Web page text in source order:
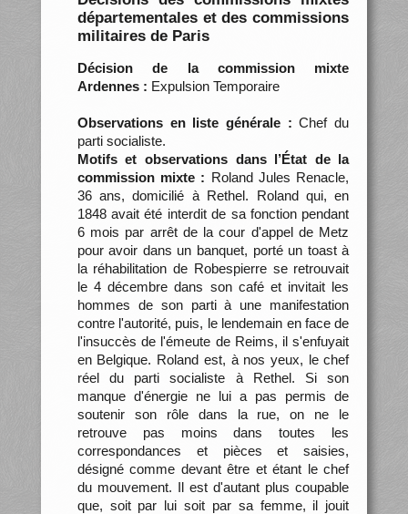
départementales et des commissions
militaires de Paris
Décision de la commission mixte
Ardennes : Expulsion Temporaire
Observations en liste générale : Chef du
parti socialiste.
Motifs et observations dans l’État de la
commission mixte : Roland Jules Renacle,
36 ans, domicilié à Rethel. Roland qui, en
1848 avait été interdit de sa fonction pendant
6 mois par arrêt de la cour d'appel de Metz
pour avoir dans un banquet, porté un toast à
la réhabilitation de Robespierre se retrouvait
le 4 décembre dans son café et invitait les
hommes de son parti à une manifestation
contre l'autorité, puis, le lendemain en face de
l'insuccès de l'émeute de Reims, il s'enfuyait
en Belgique. Roland est, à nos yeux, le chef
réel du parti socialiste à Rethel. Si son
manque d'énergie ne lui a pas permis de
soutenir son rôle dans la rue, on ne le
retrouve pas moins dans toutes les
correspondances et pièces et saisies,
désigné comme devant être et étant le chef
du mouvement. Il est d'autant plus coupable
que, soit par lui soit par sa femme, il jouit